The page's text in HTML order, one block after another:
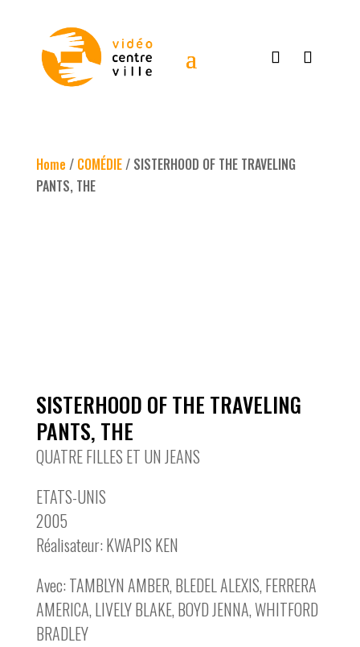
Home / COMÉDIE/ SISTERHOOD OF THE TRAVELING
PANTS, THE
SISTERHOOD OF THE TRAVELING
PANTS, THE
QUATRE FILLES ET UN JEANS
ETATS-UNIS
2005
Réalisateur: KWAPIS KEN
Avec: TAMBLYN AMBER, BLEDEL ALEXIS, FERRERA
AMERICA, LIVELY BLAKE, BOYD JENNA, WHITFORD
BRADLEY